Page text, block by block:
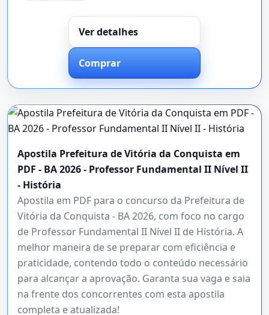
Ver detalhes
Comprar
Apostila Prefeitura de Vitória da Conquista em
PDF - BA 2026 - Professor Fundamental II Nível II
- História
Apostila em PDF para o concurso da Prefeitura de
Vitória da Conquista - BA 2026, com foco no cargo
de Professor Fundamental II Nível II de História. A
melhor maneira de se preparar com eficiência e
praticidade, contendo todo o conteúdo necessário
para alcançar a aprovação. Garanta sua vaga e saia
na frente dos concorrentes com esta apostila
completa e atualizada!